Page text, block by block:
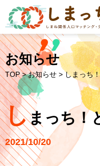
お知らせ
TOP >お知らせ > しまっち
しまっち！
2021/10/20